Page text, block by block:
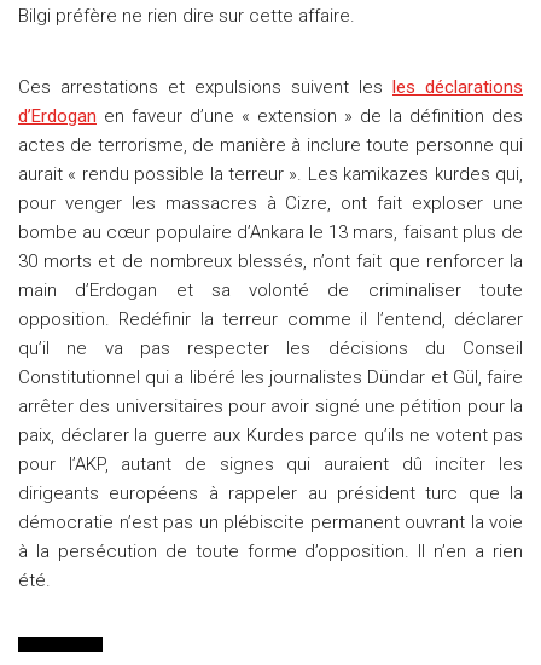
Bilgi préfère ne rien dire sur cette affaire.
Ces arrestations et expulsions suivent les les déclarations
d’Erdogan en faveur d’une « extension » de la définition des
actes de terrorisme, de manière à inclure toute personne qui
aurait « rendu possible la terreur ». Les kamikazes kurdes qui,
pour venger les massacres à Cizre, ont fait exploser une
bombe au cœur populaire d’Ankara le 13 mars, faisant plus de
30 morts et de nombreux blessés, n’ont fait que renforcer la
main d’Erdogan et sa volonté de criminaliser toute
opposition. Redéfinir la terreur comme il l’entend, déclarer
qu’il ne va pas respecter les décisions du Conseil
Constitutionnel qui a libéré les journalistes Dündar et Gül, faire
arrêter des universitaires pour avoir signé une pétition pour la
paix, déclarer la guerre aux Kurdes parce qu’ils ne votent pas
pour l’AKP, autant de signes qui auraient dû inciter les
dirigeants européens à rappeler au président turc que la
démocratie n’est pas un plébiscite permanent ouvrant la voie
à la persécution de toute forme d’opposition. Il n’en a rien
été.